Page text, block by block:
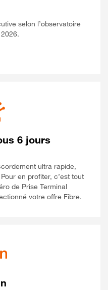
selon l’observatoire
6 jours
ultra rapide,
en profiter, c’est tout
de Prise Terminal
votre offre Fibre.